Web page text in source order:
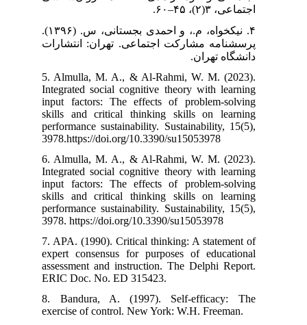
۴. نیکخواه، م.، و احمدی بجستانی، س. (۱۳۹۶).
انتشارات
5. Almulla, M.
Integrated
input factors:
skills and
performance
6. Almulla, M.
Integrated
input factors:
skills and
performance
7. APA.
expert
assessment
8. Bandura,
exercise of